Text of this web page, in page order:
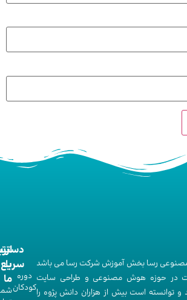
رسا بخش آموزش شرکت رسا می باشد
در حوزه هوش مصنوعی و طراحی سایت
و توانسته است بیش از هزاران دانش پژوه را
سریع
دوره‌
کودکان
با
ما